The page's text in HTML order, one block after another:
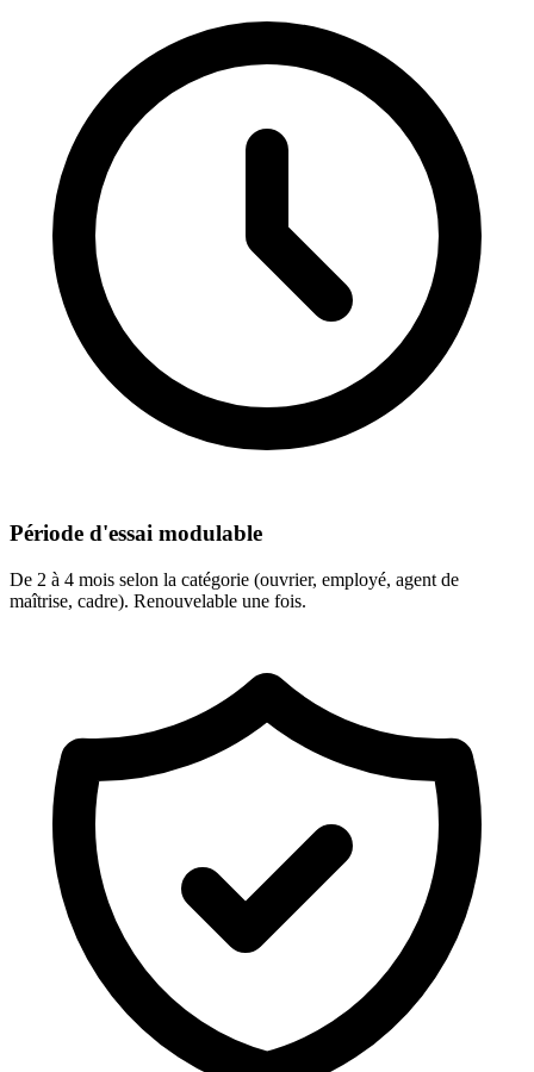
Période d'essai modulable
De 2 à 4 mois selon la catégorie (ouvrier, employé, agent de
maîtrise, cadre). Renouvelable une fois.